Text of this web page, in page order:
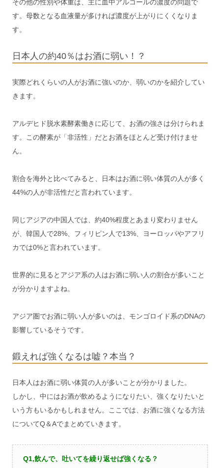
その他の性別や体重は、主に血中アルコールの濃度の問題で
す。母数となる血液量が多ければ濃度が上がりにくくなりま
す。
日本人の約40％はお酒に弱い！？
実際どれくらいの人がお酒に強いのか、弱いのかを紹介してい
きます。
アルデヒド脱水素酵素働きに応じて、お酒の強さは分けられま
す。この酵素が「非活性」だとお酒をほとんど受け付けませ
ん。
割合を海外と比べてみると、日本はお酒に弱い体質の人が多く
44%の人が非活性だと言われています。
同じアジアの中国人では、約40%程度とあまり変わりません
が、韓国人で28%、フィリピン人で13%、ヨーロッパやアフリ
カでは0%と言われています。
世界的に見るとアジア系の人はお酒に弱い人の割合が多いこと
が分かりますよね。
アジア圏でお酒に弱い人が多いのは、モンゴロイド系のDNAの
影響しているそうです。
鍛えれば強くなるは嘘？本当？
日本人はお酒に弱い体質の人が多いことが分かりました。
しかし、中にはお酒が飲めるようになりたい、強くなりたいと
いう方もいるかもしれません。ここでは、お酒に強くなる方法
についてQ＆Aでまとめていきます。
Q1,飲んで、吐いてを繰り返せば強くなる？